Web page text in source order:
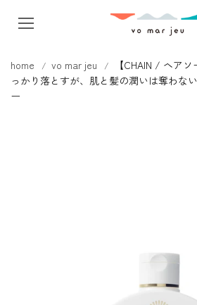
キップ
home vo mar jeu
【CHAIN / ヘア
っかり落とすが、肌と髪の潤いは奪わな
ー